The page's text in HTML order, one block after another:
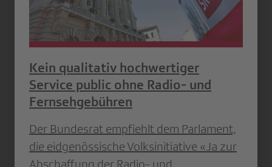
Kein qualitativ hochwertiger
Service public ohne Radio- und
Fernsehgebühren
Der Bundesrat empfiehlt dem Parlament,
die eidgenössische Volksinitiative «Ja zur
Abschaffung der Radio- und